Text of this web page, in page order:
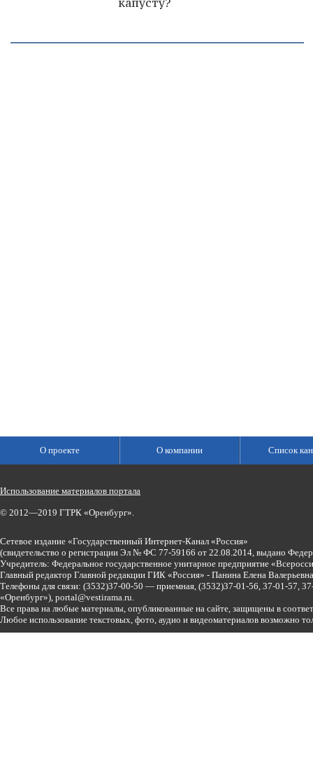
О проекте О компании Список
Использование материалов портала
© 2012—2019 ГТРК «Оренбург».
Сетевое издание «Государственный Интернет-Канал «Россия»
(свидетельство о регистрации Эл № ФС 77-59166 от 22.08.2014, выдано
Учредитель: Федеральное государственное унитарное предприятие
Главный редактор Главной редакции ГИК «Россия» - Панина Елена
Телефоны для связи: (3532)37-00-50 — приемная, (3532)37-01-56, 37-01-57,
«Оренбург»), portal@vestirama.ru.
Все права на любые материалы, опубликованные на сайте, защищены в
Любое использование текстовых, фото, аудио и видеоматериалов возможно